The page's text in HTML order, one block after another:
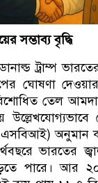
সম্ভাব্য বৃদ্ধি
ট্রাম্প
ঘোষণা
তেল
উল্লেখযোগ্যভাবে
অনুমান
ভারতের
পারে। আর